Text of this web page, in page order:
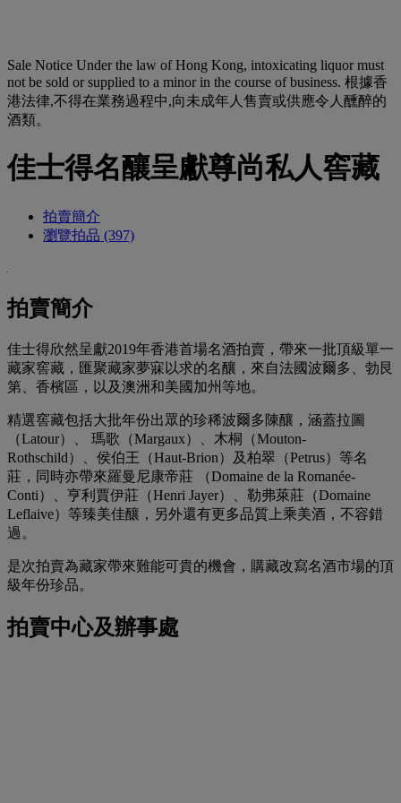
Sale Notice Under the law of Hong Kong, intoxicating liquor must
not be sold or supplied to a minor in the course of business. 根據香
港法律,不得在業務過程中,向未成年人售賣或供應令人醺醉的
酒類。
佳士得名釀呈獻尊尚私人窖藏
拍賣簡介
瀏覽拍品 (397)
拍賣簡介
佳士得欣然呈獻2019年香港首場名酒拍賣，帶來一批頂級單一
藏家窖藏，匯聚藏家夢寐以求的名釀，來自法國波爾多、勃艮
第、香檳區，以及澳洲和美國加州等地。
精選窖藏包括大批年份出眾的珍稀波爾多陳釀，涵蓋拉圖
（Latour）、 瑪歌（Margaux）、木桐（Mouton-
Rothschild）、侯伯王（Haut-Brion）及柏翠（Petrus）等名
莊，同時亦帶來羅曼尼康帝莊 （Domaine de la Romanée-
Conti）、亨利賈伊莊（Henri Jayer）、勒弗萊莊（Domaine
Leflaive）等臻美佳釀，另外還有更多品質上乘美酒，不容錯
過。
是次拍賣為藏家帶來難能可貴的機會，購藏改寫名酒市場的頂
級年份珍品。
拍賣中心及辦事處